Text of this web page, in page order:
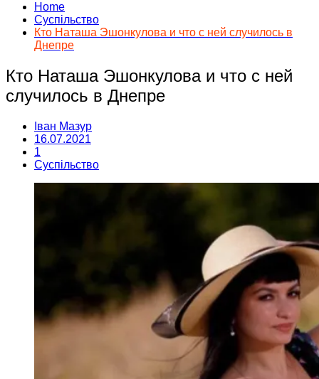
Home
Суспільство
Кто Наташа Эшонкулова и что с ней случилось в
Днепре
Кто Наташа Эшонкулова и что с ней
случилось в Днепре
Іван Мазур
16.07.2021
1
Суспільство